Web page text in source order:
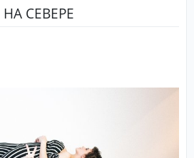
СЕВЕРЕ